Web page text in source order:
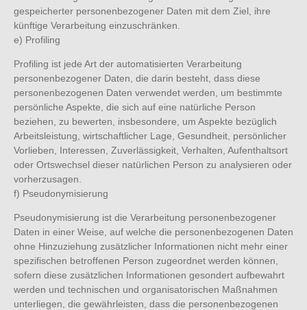
gespeicherter personenbezogener Daten mit dem Ziel, ihre
künftige Verarbeitung einzuschränken.
e) Profiling
Profiling ist jede Art der automatisierten Verarbeitung
personenbezogener Daten, die darin besteht, dass diese
personenbezogenen Daten verwendet werden, um bestimmte
persönliche Aspekte, die sich auf eine natürliche Person
beziehen, zu bewerten, insbesondere, um Aspekte bezüglich
Arbeitsleistung, wirtschaftlicher Lage, Gesundheit, persönlicher
Vorlieben, Interessen, Zuverlässigkeit, Verhalten, Aufenthaltsort
oder Ortswechsel dieser natürlichen Person zu analysieren oder
vorherzusagen.
f) Pseudonymisierung
Pseudonymisierung ist die Verarbeitung personenbezogener
Daten in einer Weise, auf welche die personenbezogenen Daten
ohne Hinzuziehung zusätzlicher Informationen nicht mehr einer
spezifischen betroffenen Person zugeordnet werden können,
sofern diese zusätzlichen Informationen gesondert aufbewahrt
werden und technischen und organisatorischen Maßnahmen
unterliegen, die gewährleisten, dass die personenbezogenen